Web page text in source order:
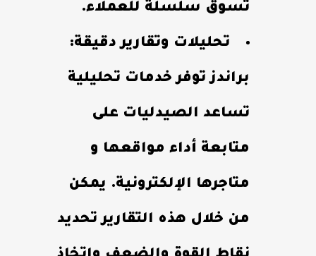
تسوق سلسلة للعملاء.
تحليلات وتقارير دقيقة:
براندز توفر خدمات تحليلية
تساعد الصيدليات على
متابعة أداء مواقعها و
متاجرها الإلكترونية. يمكن
من خلال هذه التقارير تحديد